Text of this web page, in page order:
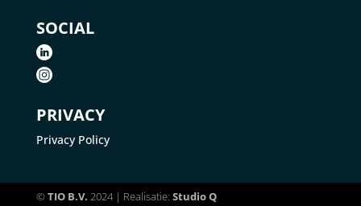
SOCIAL
PRIVACY
Privacy Policy
©TIO B.V. 2024 | Realisatie: Studio Q